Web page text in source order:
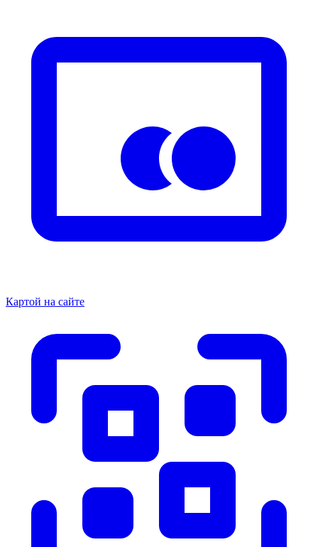
Картой на сайте